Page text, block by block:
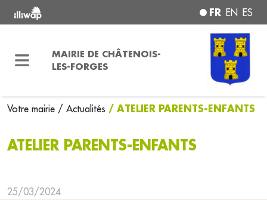
FR EN ES
MAIRIE DE CHÂTENOIS-
LES-FORGES
Votre mairie / Actualités / ATELIER PARENTS-ENFANTS
ATELIER PARENTS-ENFANTS
25/03/2024